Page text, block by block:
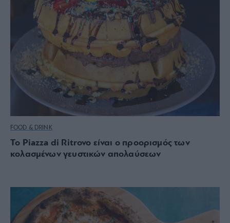
FOOD & DRINK
Το Piazza di Ritrovo είναι ο προορισμός των
κολασμένων γευστικών απολαύσεων